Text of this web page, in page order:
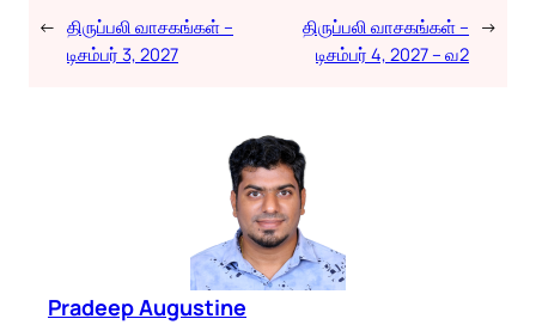
← திருப்பலி வாசகங்கள் –
டிசம்பர் 3, 2027
திருப்பலி வாசகங்கள் –
டிசம்பர் 4, 2027 – வ2
→
Pradeep Augustine